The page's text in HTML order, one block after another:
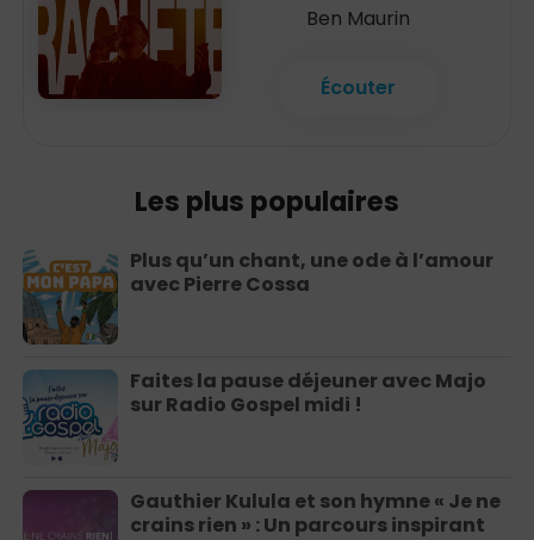
Ben Maurin
Écouter
Les plus populaires
Plus qu’un chant, une ode à l’amour
avec Pierre Cossa
Faites la pause déjeuner avec Majo
sur Radio Gospel midi !
Gauthier Kulula et son hymne « Je ne
crains rien » : Un parcours inspirant